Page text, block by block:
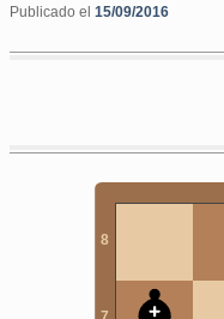
Publicado el 15/09/2016
8